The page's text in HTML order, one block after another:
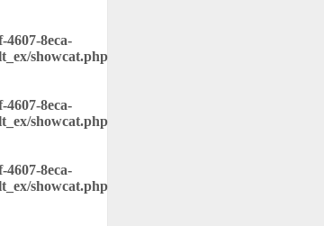
4607-8eca-
showcat.php
4607-8eca-
showcat.php
4607-8eca-
showcat.php